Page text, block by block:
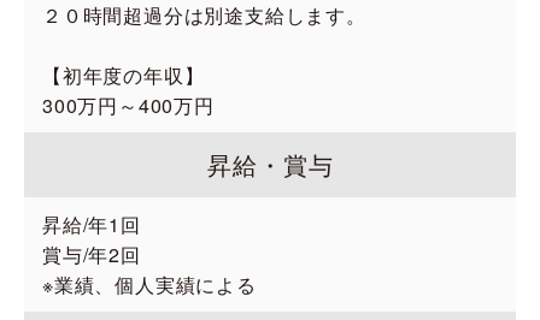
２０時間超過分は別途支給します。
【初年度の年収】
300万円～400万円
昇給・賞与
昇給/年1回
賞与/年2回
※業績、個人実績による